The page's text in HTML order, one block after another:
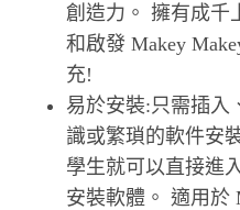
創造力。 擁有成千
和啟發 Makey
充!
易於安裝:只需插入
識或繁瑣的軟件安
學生就可以直接進
安裝軟體。 適用於